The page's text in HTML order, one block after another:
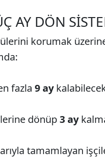
AY DÖN
korumak
fazla 9 ay
dönüp3 ay
tamamlayan